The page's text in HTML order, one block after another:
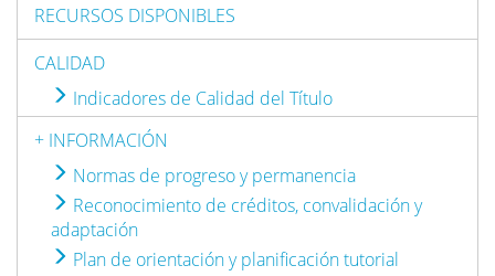
RECURSOS DISPONIBLES
CALIDAD
Indicadores de Calidad del Título
+ INFORMACIÓN
Normas de progreso y permanencia
Reconocimiento de créditos, convalidación y
adaptación
Plan de orientación y planificación tutorial